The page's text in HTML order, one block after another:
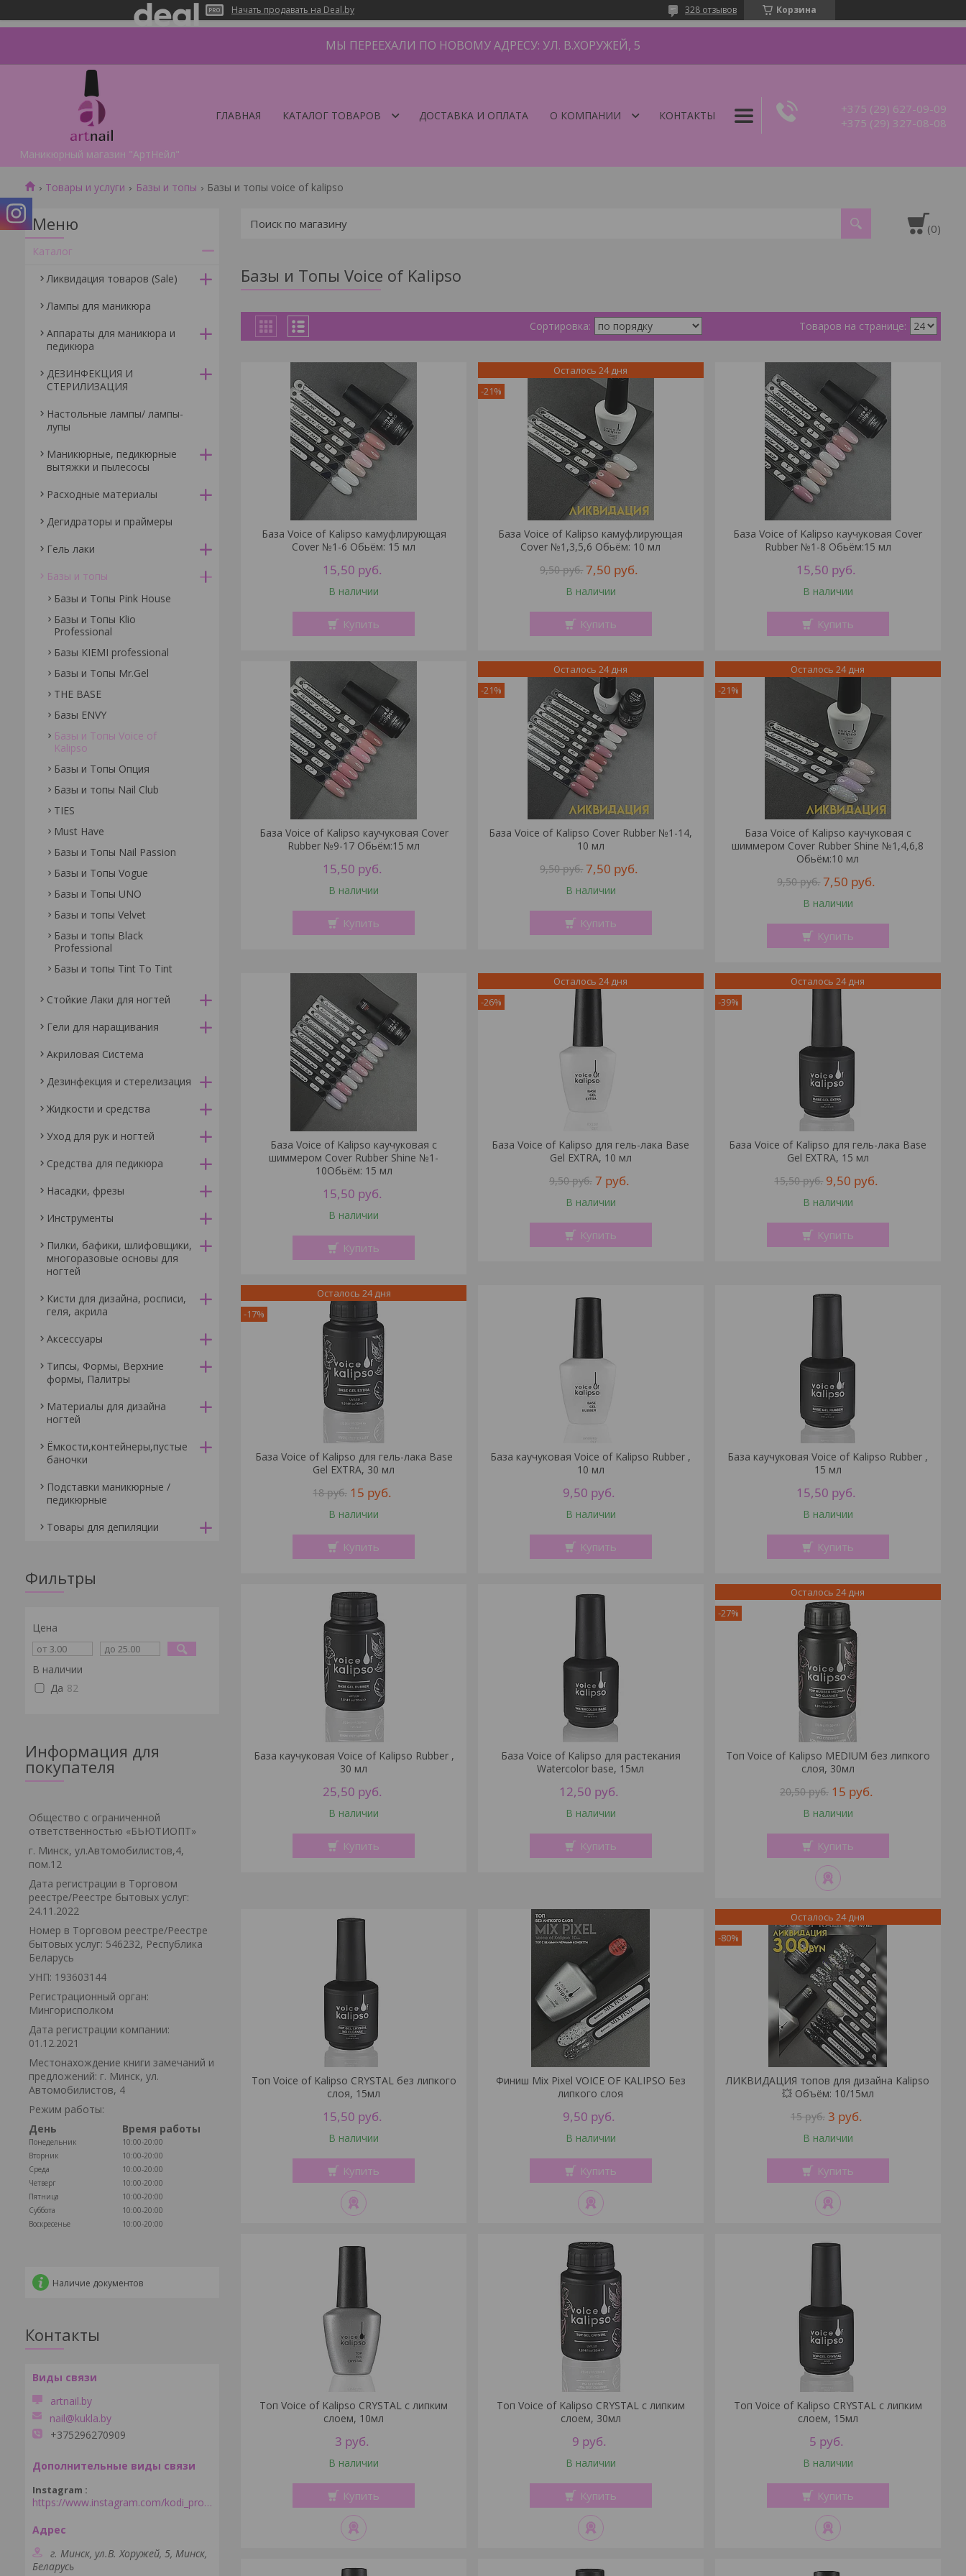
Начать продавать на Deal.by Корзина
328 отзывов
МЫ ПЕРЕЕХАЛИ ПО НОВОМУ АДРЕСУ: УЛ. В.ХОРУЖЕЙ, 5
Маникюрный магазин "АртНейл"
ГЛАВНАЯ КАТАЛОГ ТОВАРОВ ДОСТАВКА И ОПЛАТА О КОМПАНИИ КОНТАКТЫ
+375 (29) 627-09-09
+375 (29) 327-08-08
Товары и услуги Базы и топы Базы и топы voice of kalipso
Базы и Топы Voice of Kalipso
База Voice of Kalipso камуфлирующая
Cover №1-6 Обьём: 15 мл
15,50 руб.
В наличии
Купить
-21%
Осталось 24 дня
База Voice of Kalipso камуфлирующая
Cover №1,3,5,6 Обьём: 10 мл
9,50руб. 7,50 руб.
В наличии
Купить
База Voice of Kalipso каучуковая Cover
Rubber №1-8 Обьём:15 мл
15,50 руб.
В наличии
Купить
База Voice of Kalipso каучуковая Cover
Rubber №9-17 Обьём:15 мл
15,50 руб.
В наличии
Купить
-21%
Осталось 24 дня
База Voice of Kalipso Cover Rubber №1-14,
10 мл
9,50руб. 7,50 руб.
В наличии
Купить
-21%
Осталось 24 дня
База Voice of Kalipso каучуковая с
шиммером Cover Rubber Shine №1,4,6,8
Обьём:10 мл
9,50руб. 7,50 руб.
В наличии
Купить
База Voice of Kalipso каучуковая с
шиммером Cover Rubber Shine №1-
10Обьём: 15 мл
15,50 руб.
В наличии
Купить
-26%
Осталось 24 дня
База Voice of Kalipso для гель-лака Base
Gel EXTRA, 10 мл
9,50руб. 7 руб.
В наличии
Купить
-39%
Осталось 24 дня
База Voice of Kalipso для гель-лака Base
Gel EXTRA, 15 мл
15,50руб. 9,50 руб.
В наличии
Купить
-17%
Осталось 24 дня
База Voice of Kalipso для гель-лака Base
Gel EXTRA, 30 мл
18руб. 15 руб.
В наличии
Купить
База каучуковая Voice of Kalipso Rubber ,
10 мл
9,50 руб.
В наличии
Купить
База каучуковая Voice of Kalipso Rubber ,
15 мл
15,50 руб.
В наличии
Купить
База каучуковая Voice of Kalipso Rubber ,
30 мл
25,50 руб.
В наличии
Купить
База Voice of Kalipso для растекания
Watercolor base, 15мл
12,50 руб.
В наличии
Купить
-27%
Осталось 24 дня
Топ Voice of Kalipso MEDIUM без липкого
слоя, 30мл
20,50руб. 15 руб.
В наличии
Купить
Топ Voice of Kalipso CRYSTAL без липкого
слоя, 15мл
15,50 руб.
В наличии
Купить
Финиш Mix Pixel VOICE OF KALIPSO Без
липкого слоя
9,50 руб.
В наличии
Купить
-80%
Осталось 24 дня
ЛИКВИДАЦИЯ топов для дизайна Kalipso
💥 Объём: 10/15мл
15руб. 3 руб.
В наличии
Купить
Топ Voice of Kalipso CRYSTAL с липким
слоем, 10мл
3 руб.
В наличии
Купить
Топ Voice of Kalipso CRYSTAL с липким
слоем, 30мл
9 руб.
В наличии
Купить
Топ Voice of Kalipso CRYSTAL с липким
слоем, 15мл
5 руб.
В наличии
Купить
Каталог
Ликвидация товаров (Sale)
Лампы для маникюра
Аппараты для маникюра и
педикюра
ДЕЗИНФЕКЦИЯ И
СТЕРИЛИЗАЦИЯ
Настольные лампы/ лампы-
лупы
Маникюрные, педикюрные
вытяжки и пылесосы
Расходные материалы
Дегидраторы и праймеры
Гель лаки
Базы и топы
Базы и Топы Pink House
Базы и Топы Klio
Professional
Базы KIEMI professional
Базы и Топы Mr.Gel
THE BASE
Базы ENVY
Базы и Топы Voice of
Kalipso
Базы и Топы Опция
Базы и топы Nail Club
TIES
Must Have
Базы и Топы Nail Passion
Базы и Топы Vogue
Базы и Топы UNO
Базы и топы Velvet
Базы и топы Black
Professional
Базы и топы Tint To Tint
Стойкие Лаки для ногтей
Гели для наращивания
Акриловая Система
Дезинфекция и стерелизация
Жидкости и средства
Уход для рук и ногтей
Средства для педикюра
Насадки, фрезы
Инструменты
Пилки, бафики, шлифовщики,
многоразовые основы для
ногтей
Кисти для дизайна, росписи,
геля, акрила
Аксессуары
Типсы, Формы, Верхние
формы, Палитры
Материалы для дизайна
ногтей
Ёмкости,контейнеры,пустые
баночки
Подставки маникюрные /
педикюрные
Товары для депиляции
Фильтры
Цена
В наличии
Да 82
Информация для
покупателя
Общество с ограниченной
ответственностью «БЬЮТИОПТ»
г. Минск, ул.Автомобилистов,4,
пом.12
Дата регистрации в Торговом
реестре/Реестре бытовых услуг:
24.11.2022
Номер в Торговом реестре/Реестре
бытовых услуг: 546232, Республика
Беларусь
УНП: 193603144
Регистрационный орган:
Мингорисполком
Дата регистрации компании:
01.12.2021
Местонахождение книги замечаний и
предложений: г. Минск, ул.
Автомобилистов, 4
Режим работы:
День
Время работы
Понедельник
10:00-20:00
Вторник
10:00-20:00
Среда
10:00-20:00
Четверг
10:00-20:00
Пятница
10:00-20:00
Суббота
10:00-20:00
Воскресенье
10:00-20:00
Наличие документов
Контакты
artnail.by
nail@kukla.by
+375296270909
Instagram
https://www.instagram.com/kodi_professional_minsk/
г. Минск, ул.В. Хоружей, 5, Минск,
Беларусь